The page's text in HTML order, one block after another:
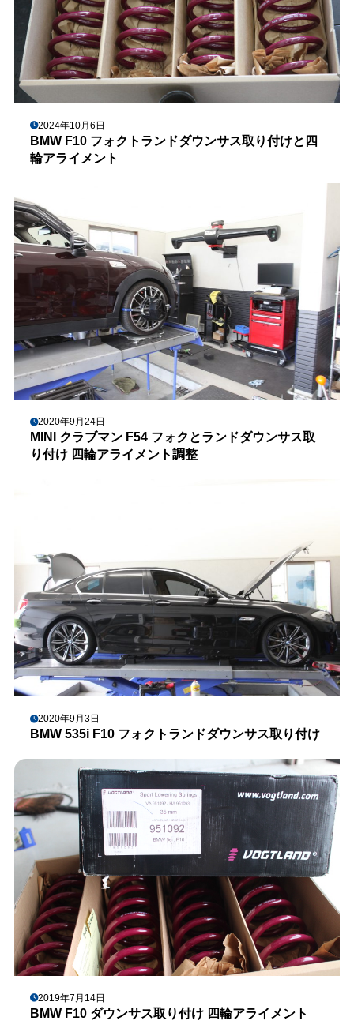
2024年10月6日
BMW F10 フォクトランドダウンサス取り付けと四
輪アライメント
2020年9月24日
MINI クラブマン F54 フォクとランドダウンサス取
り付け 四輪アライメント調整
2020年9月3日
BMW 535i F10 フォクトランドダウンサス取り付け
2019年7月14日
BMW F10 ダウンサス取り付け 四輪アライメント